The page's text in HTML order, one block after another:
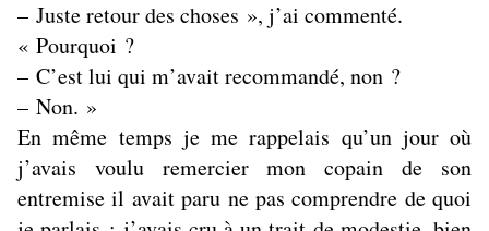
– Juste retour des choses », j’ai commenté.
« Pourquoi ?
– C’est lui qui m’avait recommandé, non ?
– Non. »
En même temps je me rappelais qu’un jour où
j’avais voulu remercier mon copain de son
entremise il avait paru ne pas comprendre de quoi